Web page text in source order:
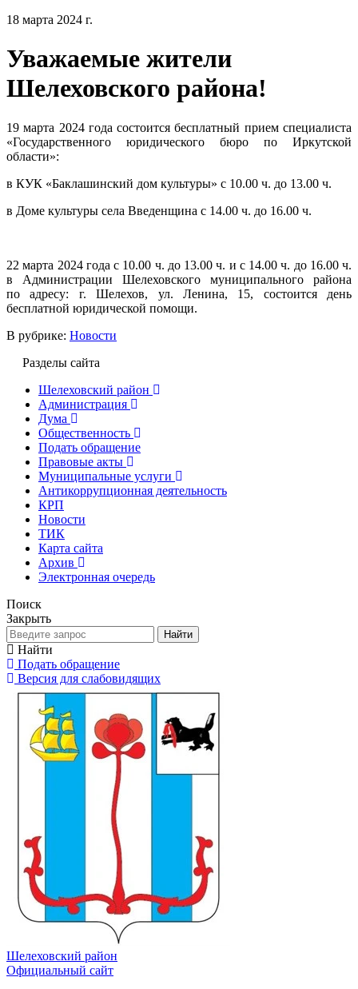
18 марта 2024 г.
Уважаемые жители
Шелеховского района!
19 марта 2024 года состоится бесплатный прием специалиста
«Государственного юридического бюро по Иркутской
области»:
в КУК «Баклашинский дом культуры» с 10.00 ч. до 13.00 ч.
в Доме культуры села Введенщина с 14.00 ч. до 16.00 ч.
22 марта 2024 года с 10.00 ч. до 13.00 ч. и с 14.00 ч. до 16.00 ч.
в Администрации Шелеховского муниципального района
по адресу: г. Шелехов, ул. Ленина, 15, состоится день
бесплатной юридической помощи.
В рубрике: Новости
Разделы сайта
Шелеховский район
Администрация
Дума
Общественность
Подать обращение
Правовые акты
Муниципальные услуги
Антикоррупционная деятельность
КРП
Новости
ТИК
Карта сайта
Архив
Электронная очередь
Поиск
Закрыть
Найти
Найти
Подать обращение
Версия для слабовидящих
Шелеховский район
Официальный сайт